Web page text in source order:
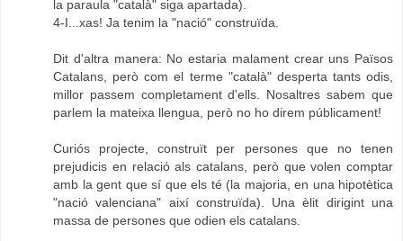
la paraula "català" siga apartada).
4-I...xas! Ja tenim la "nació" construïda.
Dit d'altra manera: No estaria malament crear uns Països
Catalans, però com el terme "català" desperta tants odis,
millor passem completament d'ells. Nosaltres sabem que
parlem la mateixa llengua, però no ho direm públicament!
Curiós projecte, construït per persones que no tenen
prejudicis en relació als catalans, però que volen comptar
amb la gent que sí que els té (la majoria, en una hipotètica
"nació valenciana" així construïda). Una èlit dirigint una
massa de persones que odien els catalans.